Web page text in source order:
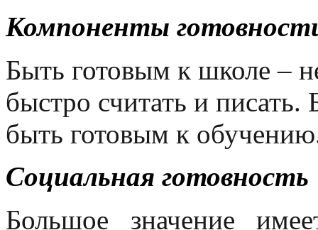
Компоненты
Быть готовым к школе –
быстро считать и
быть готовым к
Социальная готовность
Большое значение